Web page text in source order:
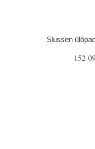
Slussen
152